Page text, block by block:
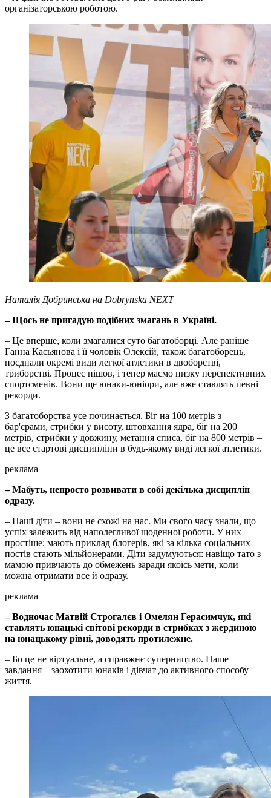
організаторською роботою.
Наталія Добринська на Dobrynska NEXT
– Щось не пригадую подібних змагань в Україні.
– Це вперше, коли змагалися суто багатоборці. Але раніше
Ганна Касьянова і її чоловік Олексій, також багатоборець,
поєднали окремі види легкої атлетики в двоборстві,
триборстві. Процес пішов, і тепер маємо низку перспективних
спортсменів. Вони ще юнаки-юніори, але вже ставлять певні
рекорди.
З багатоборства усе починається. Біг на 100 метрів з
бар'єрами, стрибки у висоту, штовхання ядра, біг на 200
метрів, стрибки у довжину, метання списа, біг на 800 метрів –
це все стартові дисципліни в будь-якому виді легкої атлетики.
реклама
– Мабуть, непросто розвивати в собі декілька дисциплін
одразу.
– Наші діти – вони не схожі на нас. Ми свого часу знали, що
успіх залежить від наполегливої щоденної роботи. У них
простіше: мають приклад блогерів, які за кілька соціальних
постів стають мільйонерами. Діти задумуються: навіщо тато з
мамою привчають до обмежень заради якоїсь мети, коли
можна отримати все й одразу.
реклама
– Водночас Матвій Строгалєв і Омелян Герасимчук, які
ставлять юнацькі світові рекорди в стрибках з жердиною
на юнацькому рівні, доводять протилежне.
– Бо це не віртуальне, а справжнє суперництво. Наше
завдання – заохотити юнаків і дівчат до активного способу
життя.